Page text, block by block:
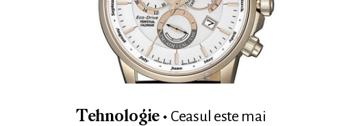
Tehnologie
Ceasul este mai